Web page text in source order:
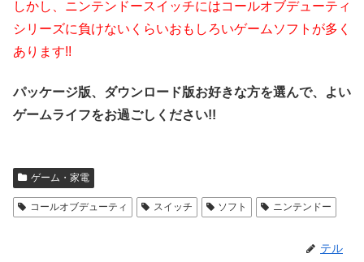
しかし、ニンテンドースイッチにはコールオブデューティ
シリーズに負けないくらいおもしろいゲームソフトが多く
あります!!
パッケージ版、ダウンロード版お好きな方を選んで、よい
ゲームライフをお過ごしください!!
ゲーム・家電
コールオブデューティ スイッチ ソフト ニンテンドー
テル